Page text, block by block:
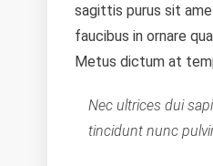
sagittis purus sit
faucibus in ornare
Metus dictum at
Nec ultrices dui
tincidunt nunc